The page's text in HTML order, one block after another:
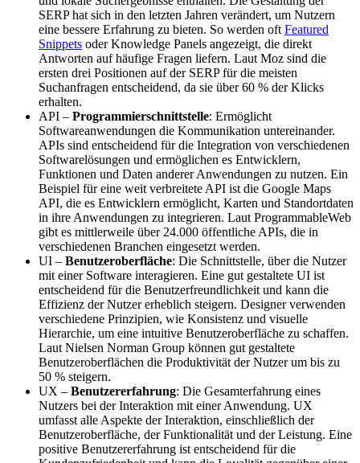
SERP hat sich in den letzten Jahren verändert, um Nutzern
eine bessere Erfahrung zu bieten. So werden oft Featured
Snippets oder Knowledge Panels angezeigt, die direkt
Antworten auf häufige Fragen liefern. Laut Moz sind die
ersten drei Positionen auf der SERP für die meisten
Suchanfragen entscheidend, da sie über 60 % der Klicks
erhalten.
API – Programmierschnittstelle: Ermöglicht
Softwareanwendungen die Kommunikation untereinander.
APIs sind entscheidend für die Integration von verschiedenen
Softwarelösungen und ermöglichen es Entwicklern,
Funktionen und Daten anderer Anwendungen zu nutzen. Ein
Beispiel für eine weit verbreitete API ist die Google Maps
API, die es Entwicklern ermöglicht, Karten und Standortdaten
in ihre Anwendungen zu integrieren. Laut ProgrammableWeb
gibt es mittlerweile über 24.000 öffentliche APIs, die in
verschiedenen Branchen eingesetzt werden.
UI – Benutzeroberfläche: Die Schnittstelle, über die Nutzer
mit einer Software interagieren. Eine gut gestaltete UI ist
entscheidend für die Benutzerfreundlichkeit und kann die
Effizienz der Nutzer erheblich steigern. Designer verwenden
verschiedene Prinzipien, wie Konsistenz und visuelle
Hierarchie, um eine intuitive Benutzeroberfläche zu schaffen.
Laut Nielsen Norman Group können gut gestaltete
Benutzeroberflächen die Produktivität der Nutzer um bis zu
50 % steigern.
UX – Benutzererfahrung: Die Gesamterfahrung eines
Nutzers bei der Interaktion mit einer Anwendung. UX
umfasst alle Aspekte der Interaktion, einschließlich der
Benutzeroberfläche, der Funktionalität und der Leistung. Eine
positive Benutzererfahrung ist entscheidend für die